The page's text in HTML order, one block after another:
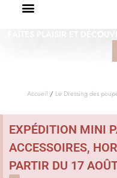
Accueil / Le Dressing des
EXPÉDITION MINI
ACCESSOIRES,
PARTIR DU 17